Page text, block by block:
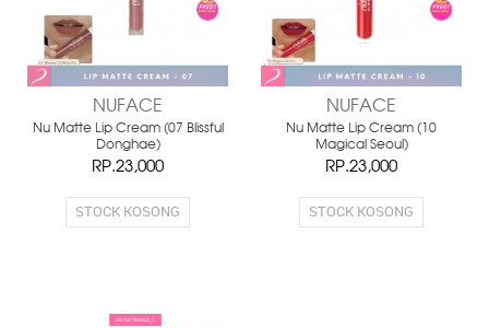
NUFACE
Nu Matte Lip Cream (07 Blissful
Donghae)
RP.23,000
STOCK KOSONG
NUFACE
Nu Matte Lip Cream (10
Magical Seoul)
RP.23,000
STOCK KOSONG